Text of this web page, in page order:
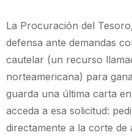
La Procuración del
defensa ante demandas
cautelar (un recurso
norteamericana) para
guarda una última carta
acceda a esa solicitud:
directamente a la corte de